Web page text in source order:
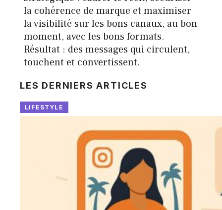
la cohérence de marque et maximiser
la visibilité sur les bons canaux, au bon
moment, avec les bons formats.
Résultat : des messages qui circulent,
touchent et convertissent.
LES DERNIERS ARTICLES
LIFESTYLE